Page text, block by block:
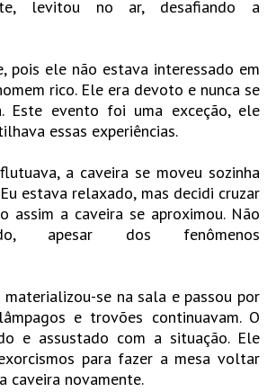
levitou no ar, desafiando a
pois ele não estava interessado em
rico. Ele era devoto e nunca se
Este evento foi uma exceção, ele
essas experiências.
a caveira se moveu sozinha
estava relaxado, mas decidi cruzar
assim a caveira se aproximou. Não
apesar dos fenômenos
se na sala e passou por
e trovões continuavam. O
e assustado com a situação. Ele
para fazer a mesa voltar
caveira novamente.